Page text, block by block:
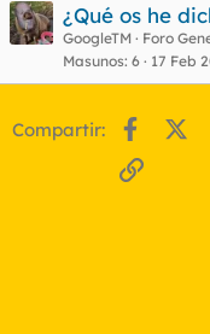
¿Qué os he
GoogleTM
Foro
Masunos 6 17 Feb
Compartir:
Enlace